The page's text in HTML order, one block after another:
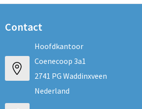
Contact
Hoofdkantoor
Coenecoop 3a1
2741 PG Waddinxveen
Nederland